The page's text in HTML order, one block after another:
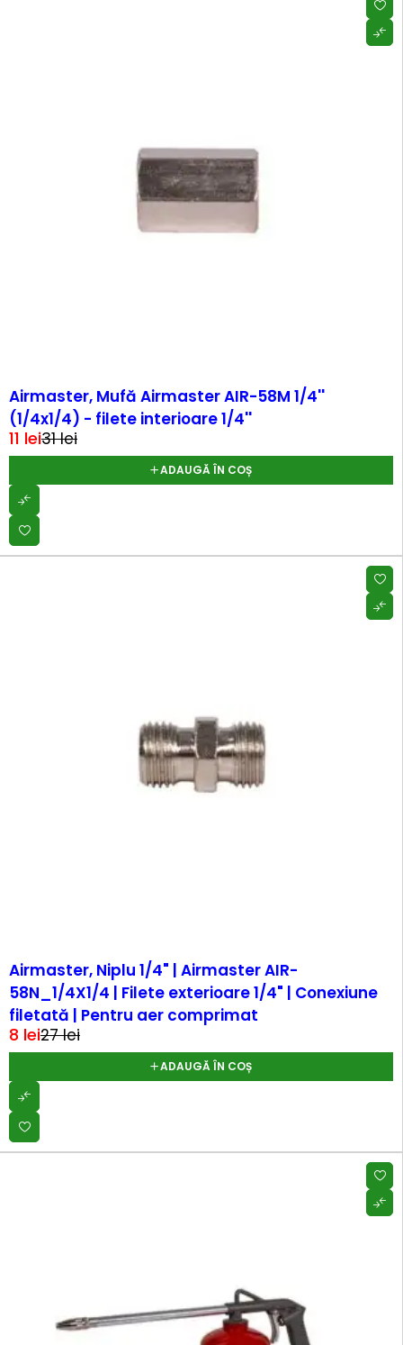
-65%
Airmaster, Mufă Airmaster AIR-58M 1/4''
(1/4x1/4) - filete interioare 1/4''
31lei
11 lei
ADAUGĂ ÎN COȘ
-68%
Airmaster, Niplu 1/4" | Airmaster AIR-
58N_1/4X1/4 | Filete exterioare 1/4" | Conexiune
filetată | Pentru aer comprimat
27lei
8 lei
ADAUGĂ ÎN COȘ